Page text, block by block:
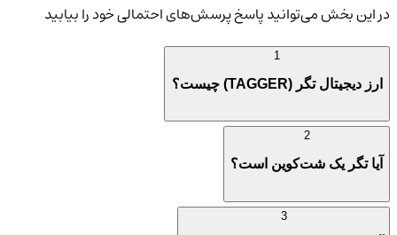
در این بخش می‌توانید پاسخ پرسش‌های احتمالی خود را بیابید
ارز دیجیتال تگر (TAGGER) چیست؟
آیا تگر یک شت‌کوین است؟